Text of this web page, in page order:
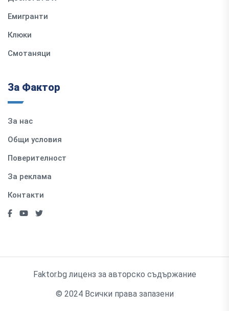
Емигранти
Клюки
Смотаняци
За Фактор
За нас
Общи условия
Поверителност
За реклама
Контакти
Faktor.bg лиценз за авторско съдържание
© 2024 Всички права запазени